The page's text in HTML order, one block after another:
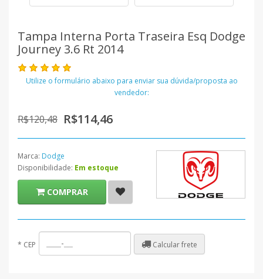
Tampa Interna Porta Traseira Esq Dodge
Journey 3.6 Rt 2014
Utilize o formulário abaixo para enviar sua dúvida/proposta ao
vendedor:
R$120,48 R$114,46
Marca: Dodge
Disponibilidade: Em estoque
COMPRAR
* CEP Calcular frete